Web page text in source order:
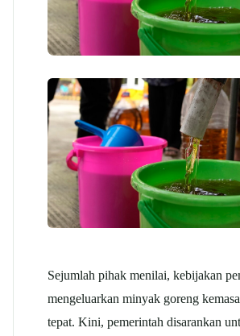
Sejumlah pihak menilai, kebijakan
mengeluarkan minyak goreng
tepat. Kini, pemerintah disarankan